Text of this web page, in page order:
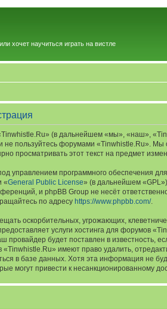
хочет научиться играть на вистле
(в дальнейшем «мы», «наш»,
не пользуйтесь форумами «Tinwhistle.Ru».
просматривать этот текст на предмет
управлением программного обеспечения
«General Public License» (в дальнейшем
и phpBB Group не несёт
по адресу https://www.phpbb.com/.
оскорбительных, угрожающих,
услуги хостинга для форумов
провайдер будет поставлен в известность,
имеют право удалить,
в базе данных. Хотя эта информация не
могут привести к несанкционированному